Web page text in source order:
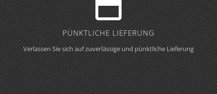
PÜNKTLICHE LIEFERUNG
Verlassen Sie sich auf zuverlässige und pünktliche Lieferung